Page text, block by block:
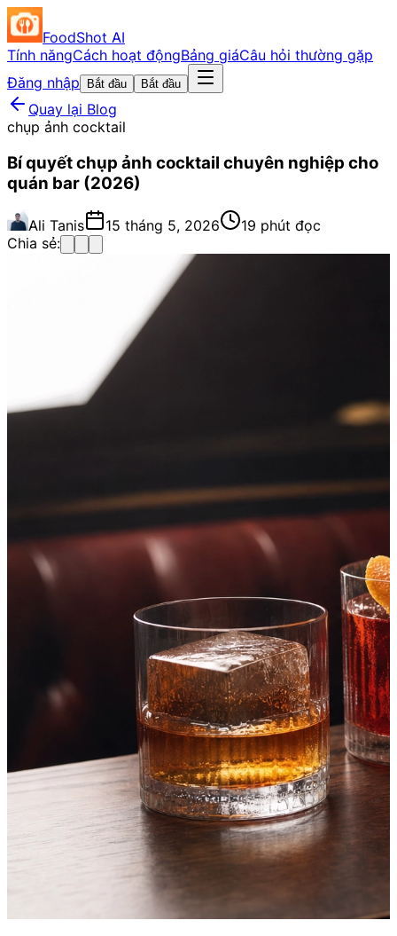
FoodShot AI
Tính năngCách hoạt độngBảng giáCâu hỏi thường gặp
Đăng nhập
Bắt đầu Bắt đầu
Quay lại Blog
chụp ảnh cocktail
Bí quyết chụp ảnh cocktail chuyên nghiệp cho
quán bar (2026)
Ali Tanis 15 tháng 5, 2026
19 phút đọc
Chia sẻ: